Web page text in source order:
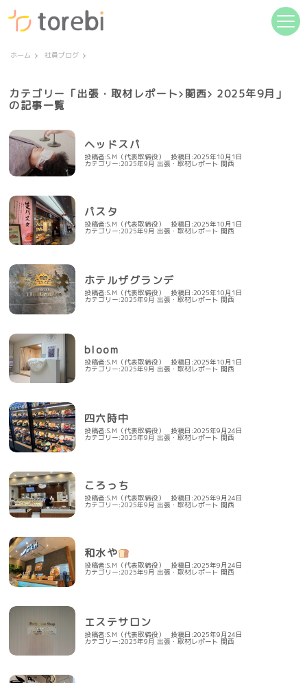
ホーム 社員ブログ
カテゴリー「出張・取材レポート 関西
2025年9月」
の記事一覧
ヘッドスパ
投稿者:S.M（代表取締役） 投稿日:2025年10月1日
カテゴリー:2025年9月 出張・取材レポート 関西
パスタ
投稿者:S.M（代表取締役） 投稿日:2025年10月1日
カテゴリー:2025年9月 出張・取材レポート 関西
ホテルザグランデ
投稿者:S.M（代表取締役） 投稿日:2025年10月1日
カテゴリー:2025年9月 出張・取材レポート 関西
bloom
投稿者:S.M（代表取締役） 投稿日:2025年10月1日
カテゴリー:2025年9月 出張・取材レポート 関西
四六時中
投稿者:S.M（代表取締役） 投稿日:2025年9月24日
カテゴリー:2025年9月 出張・取材レポート 関西
ころっち
投稿者:S.M（代表取締役） 投稿日:2025年9月24日
カテゴリー:2025年9月 出張・取材レポート 関西
和水や
投稿者:S.M（代表取締役） 投稿日:2025年9月24日
カテゴリー:2025年9月 出張・取材レポート 関西
エステサロン
投稿者:S.M（代表取締役） 投稿日:2025年9月24日
カテゴリー:2025年9月 出張・取材レポート 関西